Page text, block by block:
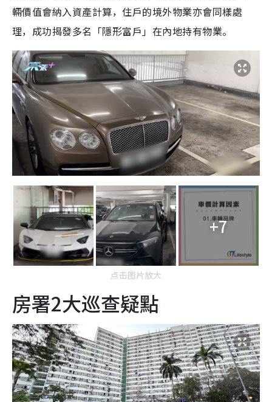
輛價值會納入資產計算，住戶的境外物業亦會同樣處
理，成功揭發多名「隱形富戶」在內地持有物業。
+7
点击图片放大
房署2大巡查疑點